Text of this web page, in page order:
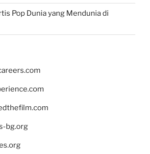
Pop Dunia yang Mendunia di
bg.org